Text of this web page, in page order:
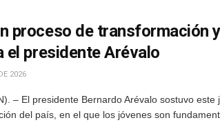
proceso de transformación
el presidente Arévalo
2026
– El presidente Bernardo Arévalo sostuvo este
del país, en el que los jóvenes son